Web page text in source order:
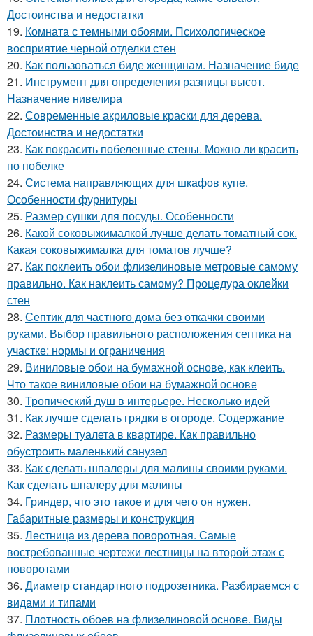
Достоинства и недостатки
19. Комната с темными обоями. Психологическое
восприятие черной отделки стен
20. Как пользоваться биде женщинам. Назначение биде
21. Инструмент для определения разницы высот.
Назначение нивелира
22. Современные акриловые краски для дерева.
Достоинства и недостатки
23. Как покрасить побеленные стены. Можно ли красить
по побелке
24. Система направляющих для шкафов купе.
Особенности фурнитуры
25. Размер сушки для посуды. Особенности
26. Какой соковыжималкой лучше делать томатный сок.
Какая соковыжималка для томатов лучше?
27. Как поклеить обои флизелиновые метровые самому
правильно. Как наклеить самому? Процедура оклейки
стен
28. Септик для частного дома без откачки своими
руками. Выбор правильного расположения септика на
участке: нормы и ограничения
29. Виниловые обои на бумажной основе, как клеить.
Что такое виниловые обои на бумажной основе
30. Тропический душ в интерьере. Несколько идей
31. Как лучше сделать грядки в огороде. Содержание
32. Размеры туалета в квартире. Как правильно
обустроить маленький санузел
33. Как сделать шпалеры для малины своими руками.
Как сделать шпалеру для малины
34. Гриндер, что это такое и для чего он нужен.
Габаритные размеры и конструкция
35. Лестница из дерева поворотная. Самые
востребованные чертежи лестницы на второй этаж с
поворотами
36. Диаметр стандартного подрозетника. Разбираемся с
видами и типами
37. Плотность обоев на флизелиновой основе. Виды